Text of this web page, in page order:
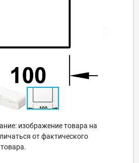
изображение товара на
от фактического